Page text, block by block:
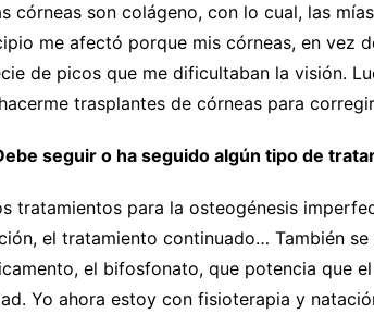
córneas son colágeno, con lo cual, las
me afectó porque mis córneas, en vez
de picos que me dificultaban la visión.
trasplantes de córneas para
seguir o ha seguido algún tipo de
tratamientos para la osteogénesis
el tratamiento continuado… También
el bifosfonato, que potencia que
Yo ahora estoy con fisioterapia y